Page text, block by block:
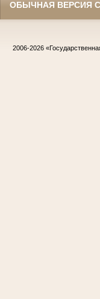
ОБЫЧНАЯ ВЕРСИЯ
2006-2026